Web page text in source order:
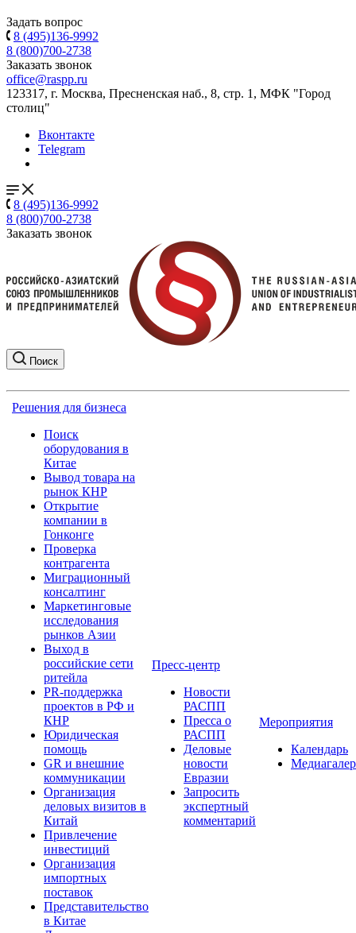
Задать вопрос
8 (495)136-9992
8 (800)700-2738
Заказать звонок
office@raspp.ru
123317, г. Москва, Пресненская наб., 8, стр. 1, МФК "Город
столиц"
Вконтакте
Telegram
8 (495)136-9992
8 (800)700-2738
Заказать звонок
Поиск
Решения для бизнеса
Поиск
оборудования в
Китае
Вывод товара на
рынок КНР
Открытие
компании в
Гонконге
Проверка
контрагента
Миграционный
консалтинг
Маркетинговые
исследования
рынков Азии
Выход в
российские сети
ритейла
PR-поддержка
проектов в РФ и
КНР
Юридическая
помощь
GR и внешние
коммуникации
Организация
деловых визитов в
Китай
Привлечение
инвестиций
Организация
импортных
поставок
Представительство
в Китае
Пресс-центр
Новости
РАСПП
Пресса о
РАСПП
Деловые
новости
Евразии
Запросить
экспертный
комментарий
Мероприятия
Календарь